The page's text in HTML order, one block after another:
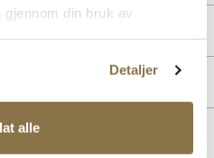
din bruk av
Detaljer
alle
produkter